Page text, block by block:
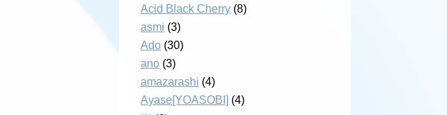
Acid Black Cherry (8)
asmi (3)
Ado (30)
ano (3)
amazarashi (4)
Ayase[YOASOBI] (4)